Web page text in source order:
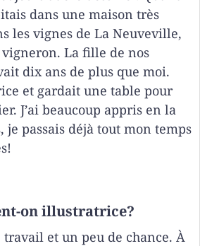
dans une maison très
les vignes de La Neuveville,
La fille de nos
dix ans de plus que moi.
et gardait une table pour
J’ai beaucoup appris en la
je passais déjà tout mon temps
on illustratrice?
travail et un peu de chance. À